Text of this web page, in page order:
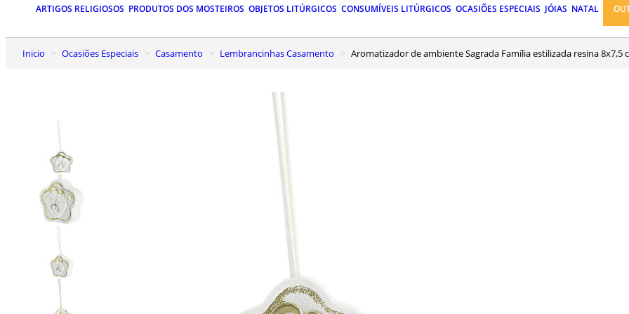
ARTIGOS RELIGIOSOS PRODUTOS DOS MOSTEIROS OBJETOS LITÚRGICOS CONSUMÍVEIS LITÚRGICOS OCASIÕES ESPECIAIS JÓIAS NATAL
Inicio Ocasiões Especiais Casamento Lembrancinhas Casamento Aromatizador de ambiente Sagrada Família estilizada resina 8x7,5